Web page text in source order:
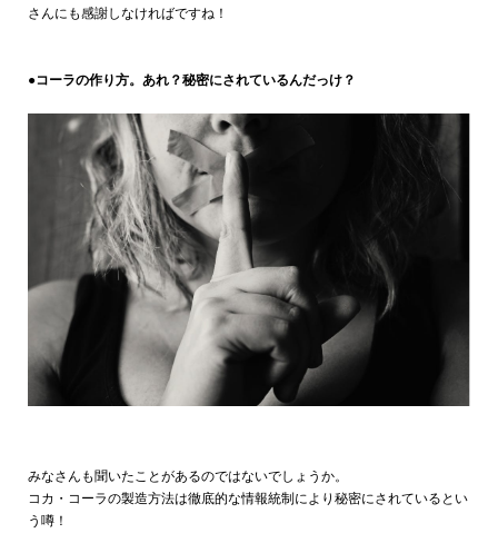
さんにも感謝しなければですね！
●コーラの作り方。あれ？秘密にされているんだっけ？
みなさんも聞いたことがあるのではないでしょうか。
コカ・コーラの製造方法は徹底的な情報統制により秘密にされているとい
う噂！